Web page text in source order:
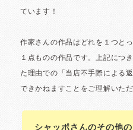
シャッポさんのその他